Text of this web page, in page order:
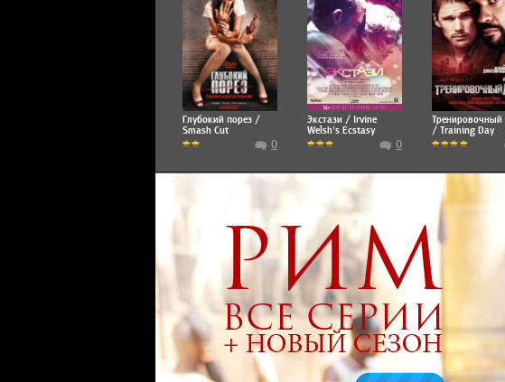
Глубокий порез /
Smash Cut
0
Экстази / Irvine
Welsh's Ecstasy
0
Тренировочный
/ Training Day